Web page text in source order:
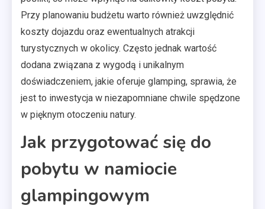
Przy planowaniu budżetu warto również uwzględnić
koszty dojazdu oraz ewentualnych atrakcji
turystycznych w okolicy. Często jednak wartość
dodana związana z wygodą i unikalnym
doświadczeniem, jakie oferuje glamping, sprawia, że
jest to inwestycja w niezapomniane chwile spędzone
w pięknym otoczeniu natury.
Jak przygotować się do
pobytu w namiocie
glampingowym